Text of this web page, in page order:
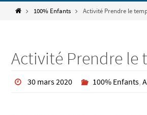
contenu Home100% Enfants Activité Prendre le
Activité Prendre le
30 mars 2020 100% Enfants,